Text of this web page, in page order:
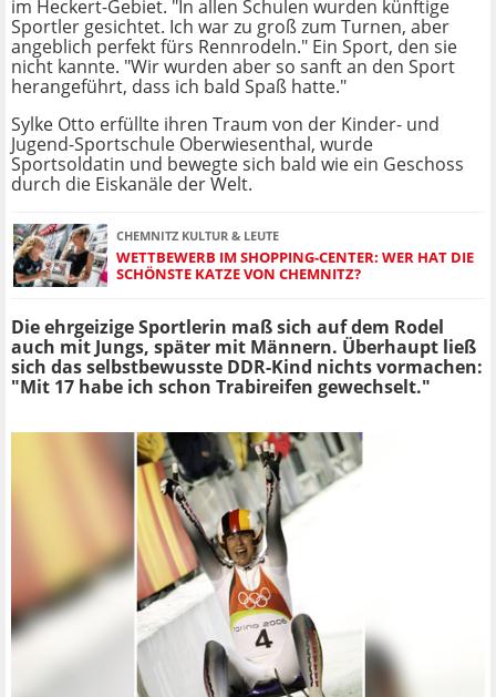
im Heckert-Gebiet. "In allen Schulen wurden künftige
Sportler gesichtet. Ich war zu groß zum Turnen, aber
angeblich perfekt fürs Rennrodeln." Ein Sport, den sie
nicht kannte. "Wir wurden aber so sanft an den Sport
herangeführt, dass ich bald Spaß hatte."
Sylke Otto erfüllte ihren Traum von der Kinder- und
Jugend-Sportschule Oberwiesenthal, wurde
Sportsoldatin und bewegte sich bald wie ein Geschoss
durch die Eiskanäle der Welt.
CHEMNITZ KULTUR & LEUTE
WETTBEWERB IM SHOPPING-CENTER: WER HAT DIE
SCHÖNSTE KATZE VON CHEMNITZ?
Die ehrgeizige Sportlerin maß sich auf dem Rodel
auch mit Jungs, später mit Männern. Überhaupt ließ
sich das selbstbewusste DDR-Kind nichts vormachen:
"Mit 17 habe ich schon Trabireifen gewechselt."